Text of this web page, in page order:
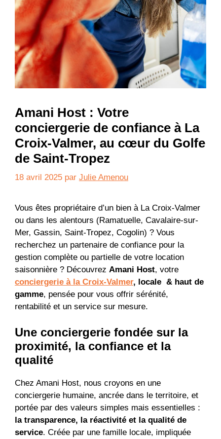
Amani Host : Votre
conciergerie de confiance à La
Croix-Valmer, au cœur du Golfe
de Saint-Tropez
18 avril 2025 par Julie Amenou
Vous êtes propriétaire d’un bien à La Croix-Valmer
ou dans les alentours (Ramatuelle, Cavalaire-sur-
Mer, Gassin, Saint-Tropez, Cogolin) ? Vous
recherchez un partenaire de confiance pour la
gestion complète ou partielle de votre location
saisonnière ? Découvrez Amani Host, votre
conciergerie à la Croix-Valmer, locale & haut de
gamme, pensée pour vous offrir sérénité,
rentabilité et un service sur mesure.
Une conciergerie fondée sur la
proximité, la confiance et la
qualité
Chez Amani Host, nous croyons en une
conciergerie humaine, ancrée dans le territoire, et
portée par des valeurs simples mais essentielles :
la transparence, la réactivité et la qualité de
service. Créée par une famille locale, impliquée